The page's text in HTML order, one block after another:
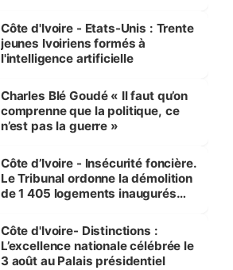
Côte d'Ivoire - Etats-Unis : Trente
jeunes Ivoiriens formés à
l'intelligence artificielle
Charles Blé Goudé « Il faut qu’on
comprenne que la politique, ce
n’est pas la guerre »
Côte d’Ivoire - Insécurité foncière.
Le Tribunal ordonne la démolition
de 1 405 logements inaugurés
Bassam
Côte d'Ivoire- Distinctions :
L’excellence nationale célébrée le
3 août au Palais présidentiel